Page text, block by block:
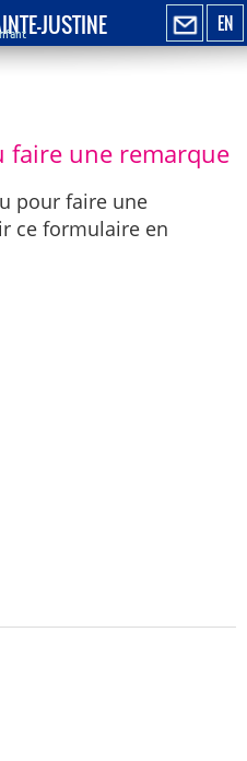
EN
JUSTINE
faire une remarque
pour faire une
ce formulaire en